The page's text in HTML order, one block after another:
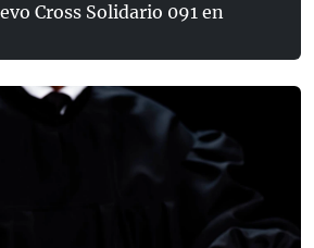
Cross Solidario 091 en